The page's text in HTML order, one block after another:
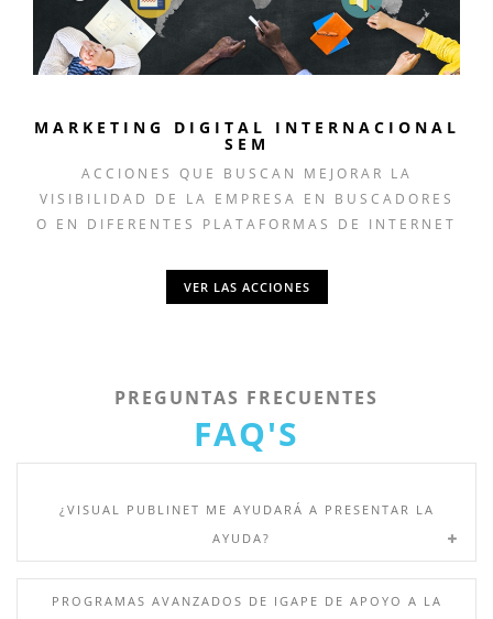
MARKETING DIGITAL INTERNACIONAL
SEM
ACCIONES QUE BUSCAN MEJORAR LA
VISIBILIDAD DE LA EMPRESA EN BUSCADORES
O EN DIFERENTES PLATAFORMAS DE INTERNET
VER LAS ACCIONES
PREGUNTAS FRECUENTES
FAQ'S
¿VISUAL PUBLINET ME AYUDARÁ A PRESENTAR LA
AYUDA?
PROGRAMAS AVANZADOS DE IGAPE DE APOYO A LA